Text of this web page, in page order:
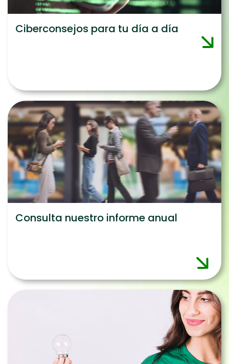
Ciberconsejos para tu día a día
Consulta nuestro informe anual